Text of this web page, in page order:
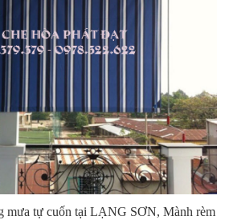
mưa tự cuốn tại LẠNG SƠN, Mành rèm